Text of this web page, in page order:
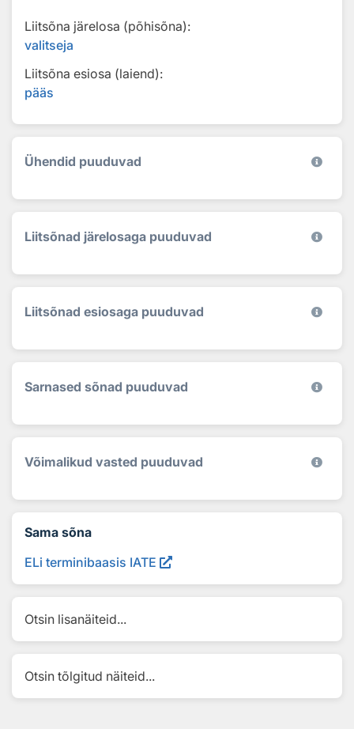
Liitsõna järelosa (põhisõna):
valitseja
Liitsõna esiosa (laiend):
pääs
Ühendid puuduvad
Liitsõnad järelosaga puuduvad
Liitsõnad esiosaga puuduvad
Sarnased sõnad puuduvad
Võimalikud vasted puuduvad
Sama sõna
ELi terminibaasis IATE
Otsin lisanäiteid...
Otsin tõlgitud näiteid...